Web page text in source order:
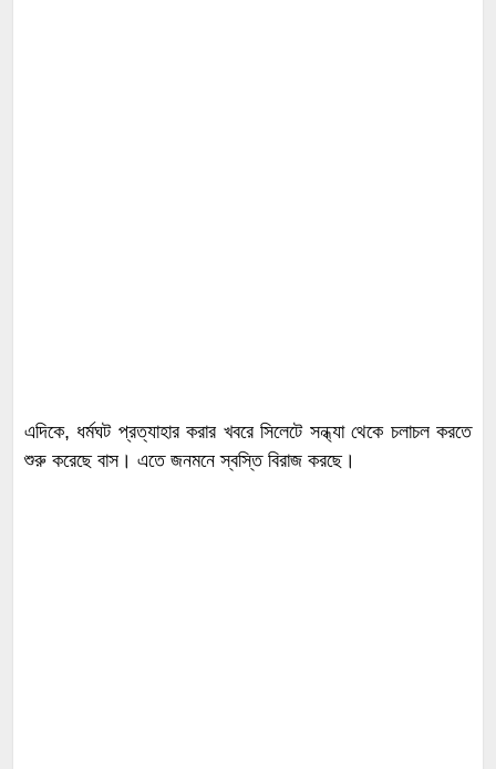
এদিকে, ধর্মঘট প্রত্যাহার করার খবরে সিলেটে সন্ধ্যা থেকে চলাচল করতে
শুরু করেছে বাস। এতে জনমনে স্বস্তি বিরাজ করছে।